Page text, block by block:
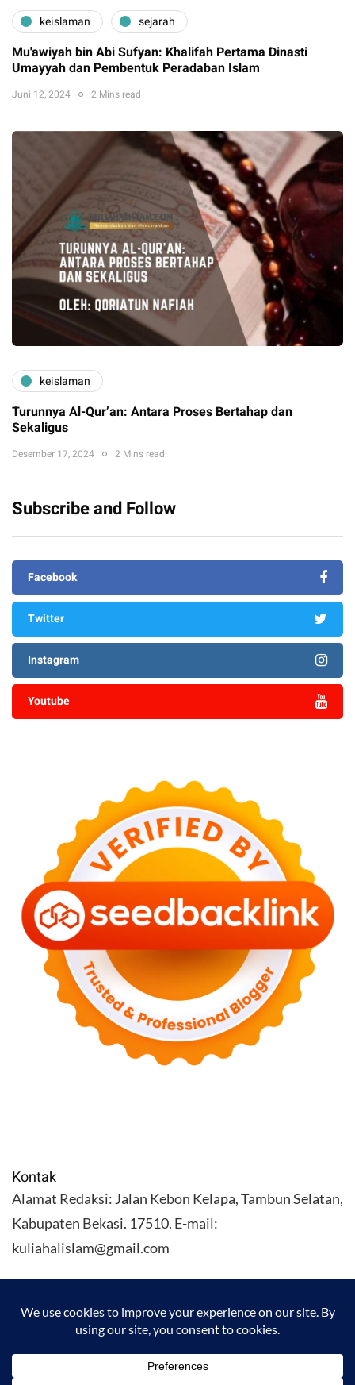
keislaman sejarah
Mu'awiyah bin Abi Sufyan: Khalifah Pertama Dinasti
Umayyah dan Pembentuk Peradaban Islam
Juni 12, 2024 2 Mins read
keislaman
Turunnya Al-Qur’an: Antara Proses Bertahap dan
Sekaligus
Desember 17, 2024 2 Mins read
Subscribe and Follow
Facebook
Twitter
Instagram
Youtube
Kontak
Alamat Redaksi: Jalan Kebon Kelapa, Tambun Selatan,
Kabupaten Bekasi. 17510. E-mail:
kuliahalislam@gmail.com
KULIAHALISLAM.COM Copyright (C) 2026